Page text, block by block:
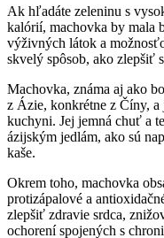
Ak hľadáte zeleninu s
kalórií, machovka by mala
výživných látok a
skvelý spôsob, ako zlepšiť
Machovka, známa aj ako
z Ázie, konkrétne z Číny,
kuchyni. Jej jemná chuť a
ázijským jedlám, ako sú
kaše.
Okrem toho, machovka
protizápalové a
zlepšiť zdravie srdca,
ochorení spojených s